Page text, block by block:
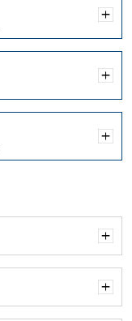
く
く
く
く
く